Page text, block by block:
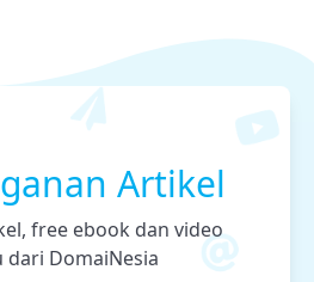
Artikel
free ebook dan video
DomaiNesia